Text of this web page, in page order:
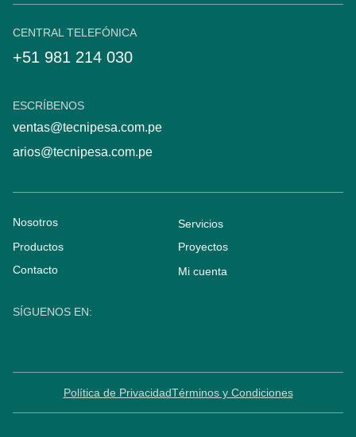
CENTRAL TELEFÓNICA
+51 981 214 030
ESCRÍBENOS
ventas@tecnipesa.com.pe
arios@tecnipesa.com.pe
Nosotros
Servicios
Productos
Proyectos
Contacto
Mi cuenta
SÍGUENOS EN:
Política de PrivacidadTérminos y Condiciones